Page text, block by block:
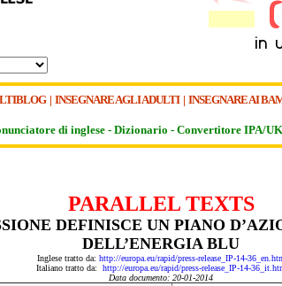
| INSEGNARE AGLI ADULTI | INSEGNARE AI
di inglese - Dizionario - Convertitore IPA/UK
PARALLEL TEXTS
DEFINISCE UN PIANO
DELL’ENERGIA BLU
Inglese tratto da: http://europa.eu/rapid/press-release_IP-14-
Italiano tratto da: http://europa.eu/rapid/press-release_IP-14-
Data documento: 20-01-2014